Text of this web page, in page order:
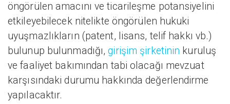
öngörülen amacını ve ticarileşme potansiyelini
etkileyebilecek nitelikte öngörülen hukuki
uyuşmazlıkların (patent, lisans, telif hakkı vb.)
bulunup bulunmadığı,girişim şirketinin kuruluş
ve faaliyet bakımından tabi olacağı mevzuat
karşısındaki durumu hakkında değerlendirme
yapılacaktır.